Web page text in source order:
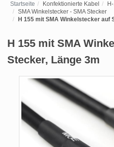
Startseite Konfektionierte Kabel
SMA Winkelstecker - SMA Stecker
H 155 mit SMA Winkelstecker auf
H 155 mit SMA
Stecker, Länge 3m